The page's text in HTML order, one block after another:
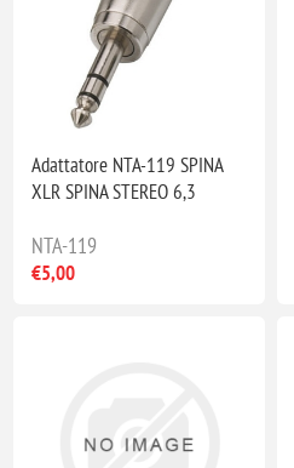
Adattatore NTA-119 SPINA
XLR SPINA STEREO 6,3
NTA-119
€5,00